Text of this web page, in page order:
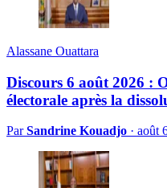
Alassane Ouattara
Discours 6 août 2026 :
électorale après la
ParSandrine Kouadjo · août